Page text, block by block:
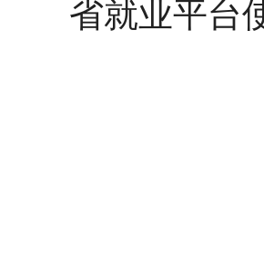
省就业平台